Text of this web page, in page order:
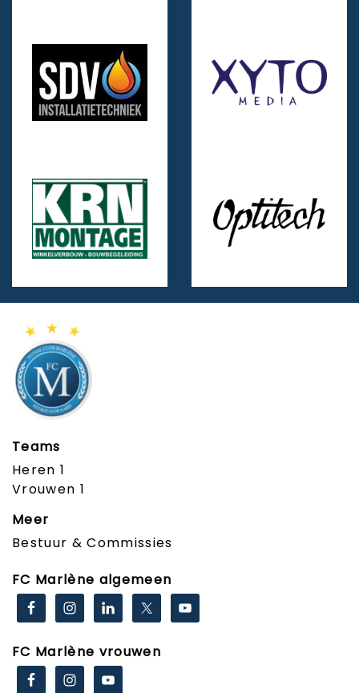
Teams
Heren 1
Vrouwen 1
Meer
Bestuur & Commissies
FC Marlène algemeen
FC Marlène vrouwen